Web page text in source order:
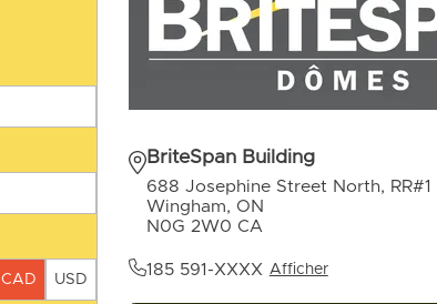
CAD USD
BriteSpan Building
688 Josephine Street North, RR#1
Wingham, ON
N0G 2W0 CA
185 591-XXXX Afficher